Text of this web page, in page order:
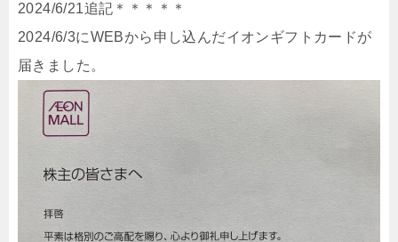
2024/6/21追記＊＊＊＊＊
2024/6/3にWEBから申し込んだイオンギフトカードが
届きました。